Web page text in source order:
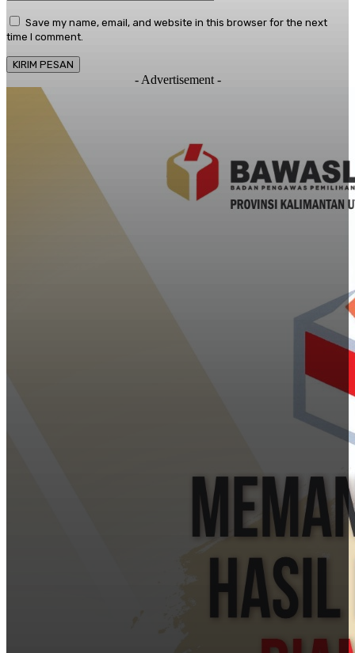
Save my name, email, and website in this browser for the next
time I comment.
- Advertisement -